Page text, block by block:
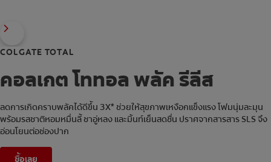
COLGATE TOTAL
คอลเกต โททอล พลัค รีลีส
ลดการเกิดคราบพลัคได้ดีขึ้น 3X* ช่วยให้สุขภาพเหงือกแข็งแรง โฟมนุ่มละมุน
พร้อมรสชาติหอมหมื่นลี้ ชาอู่หลง และมิ้นท์เย็นสดชื่น ปราศจากสารสาร SLS จึง
อ่อนโยนต่อช่องปาก
ซื้อเลย